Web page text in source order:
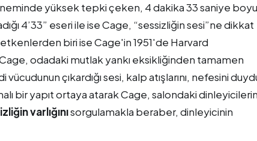
yüksek tepki çeken, 4 dakika 33 saniye
4’33” eseri ile ise Cage, “sessizliğin sesi”ne dikkat
biri ise Cage'in 1951'de Harvard
odadaki mutlak yankı eksikliğinden tamamen
çıkardığı sesi, kalp atışlarını, nefesini
bir yapıt ortaya atarak Cage, salondaki dinleyicilerin
varlığınısorgulamakla beraber, dinleyicinin